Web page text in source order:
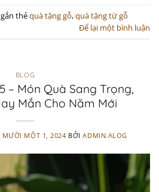
thẻquà tặng gỗ,quà tặng từ gỗ
Để lại một bình luận
BLOG
– Món Quà Sang Trọng,
Mắn Cho Năm Mới
MƯỜI MỘT 1, 2024 BỞIADMIN.ALOG